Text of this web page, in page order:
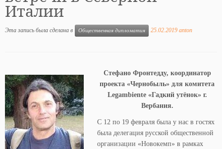
Италии
Эта запись была сделана в Общественная дипломатия 25.02.2019 anton
Стефано Фронтедду, координатор
проекта «Чернобыль» для комитета
Legambiente«Гадкий утёнок» г.
Вербания.
С 12 по 19 февраля была у нас в гостях
была делегация русской общественной
организации «Новокемп» в рамках